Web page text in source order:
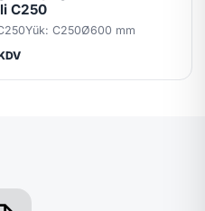
C250
Yük: C250Ø600 mm